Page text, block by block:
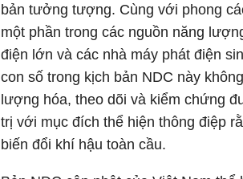
bản tưởng tượng. Cùng với phong
một phần trong các nguồn năng
điện lớn và các nhà máy phát điện
con số trong kịch bản NDC này
lượng hóa, theo dõi và kiểm chứng
trị với mục đích thể hiện thông điệp
biến đổi khí hậu toàn cầu.